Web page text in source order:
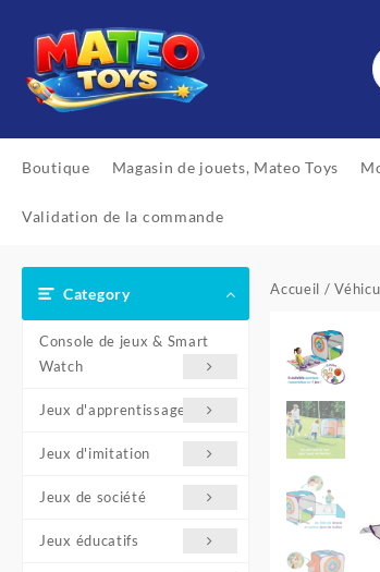
content
Boutique Magasin de jouets, Mateo Toys
Validation de la commande
Category
Console de jeux & Smart
Watch
Jeux d'apprentissage
Jeux d'imitation
Jeux de société
Jeux éducatifs
Accueil /